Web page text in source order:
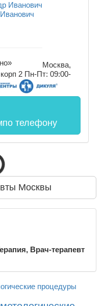
Москва,
2 Пн-Пт: 09:00-
по телефону
Москвы
Врач-терапевт